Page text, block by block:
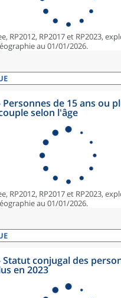
RP2012, RP2017 et RP2023,
au 01/01/2026.
Personnes de 15 ans ou
selon l'âge
RP2012, RP2017 et RP2023,
au 01/01/2026.
Statut conjugal des
en 2023